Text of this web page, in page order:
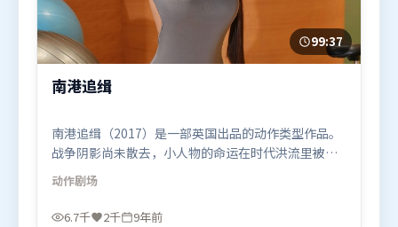
99:37
南港追缉
南港追缉（2017）是一部英国出品的动作类型作品。
战争阴影尚未散去，小人物的命运在时代洪流里被轻
轻托起又放下。高潮段落信息密度高，情绪释放与主
题回扣同时完成。由朴赞郁执导，杨紫、李政宰、王
景春，孙艺珍等联袂出演。影片于2017年7月25日
动作剧场
6.7千 2千 9年前